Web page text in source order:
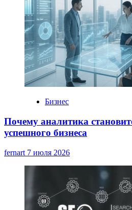
Бизнес
Почему аналитика
успешного бизнеса
fernart 7 июля 2026